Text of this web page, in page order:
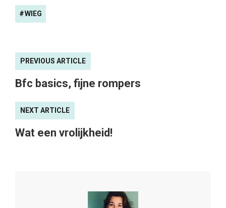
WIEG
PREVIOUS ARTICLE
Bfc basics, fijne rompers
NEXT ARTICLE
Wat een vrolijkheid!